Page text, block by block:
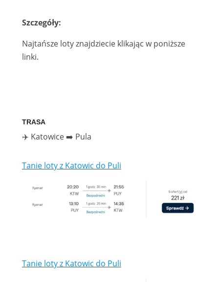
Szczegóły:
Najtańsze loty znajdziecie klikając w poniższe
linki.
TRASA
✈️ Katowice ➡️ Pula
Tanie loty z Katowic do Puli
Tanie loty z Katowic do Puli